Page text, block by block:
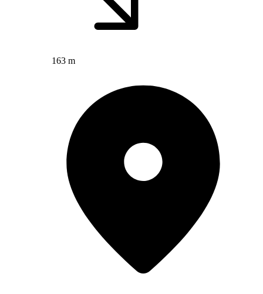
163 m